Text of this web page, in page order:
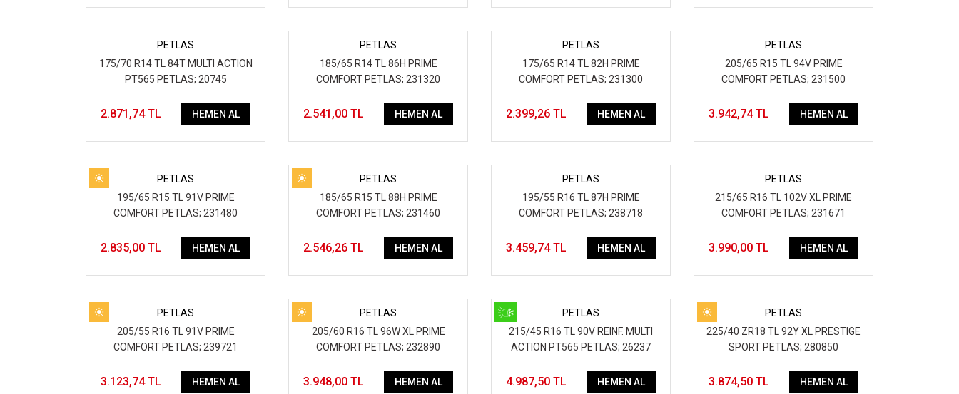
PETLAS
175/70 R14 TL 84T MULTI ACTION
PT565 PETLAS; 20745
2.871,74 TL HEMEN AL
PETLAS
185/65 R14 TL 86H PRIME
COMFORT PETLAS; 231320
2.541,00 TL HEMEN AL
PETLAS
175/65 R14 TL 82H PRIME
COMFORT PETLAS; 231300
2.399,26 TL HEMEN AL
PETLAS
205/65 R15 TL 94V PRIME
COMFORT PETLAS; 231500
3.942,74 TL HEMEN AL
PETLAS
195/65 R15 TL 91V PRIME
COMFORT PETLAS; 231480
2.835,00 TL HEMEN AL
PETLAS
185/65 R15 TL 88H PRIME
COMFORT PETLAS; 231460
2.546,26 TL HEMEN AL
PETLAS
195/55 R16 TL 87H PRIME
COMFORT PETLAS; 238718
3.459,74 TL HEMEN AL
PETLAS
215/65 R16 TL 102V XL PRIME
COMFORT PETLAS; 231671
3.990,00 TL HEMEN AL
PETLAS
205/55 R16 TL 91V PRIME
COMFORT PETLAS; 239721
3.123,74 TL HEMEN AL
PETLAS
205/60 R16 TL 96W XL PRIME
COMFORT PETLAS; 232890
3.948,00 TL HEMEN AL
PETLAS
215/45 R16 TL 90V REINF. MULTI
ACTION PT565 PETLAS; 26237
4.987,50 TL HEMEN AL
PETLAS
225/40 ZR18 TL 92Y XL PRESTIGE
SPORT PETLAS; 280850
3.874,50 TL HEMEN AL